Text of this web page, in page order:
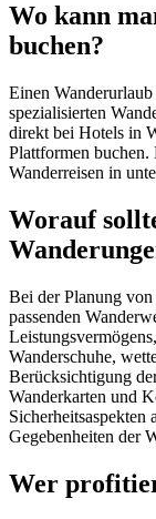
Wo kann
buchen?
Einen
spezialisierten
direkt bei Hotels in
Plattformen
Wanderreisen in
Worauf
Bei der Planung
passenden
Wanderschuhe,
Berücksichtigung
Wanderkarten und
Sicherheitsaspekten
Gegebenheiten der
Wer